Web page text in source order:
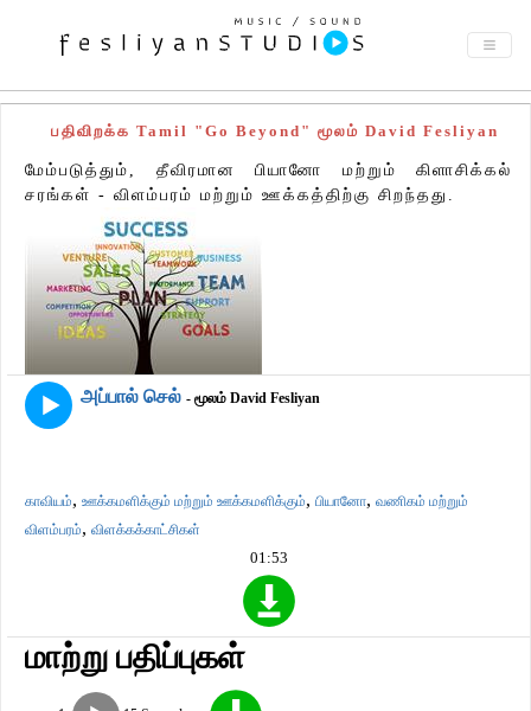
பதிவிறக்க Tamil "Go Beyond" மூலம் David Fesliyan
மேம்படுத்தும், தீவிரமான பியானோ மற்றும் கிளாசிக்கல்
சரங்கள் - விளம்பரம் மற்றும் ஊக்கத்திற்கு சிறந்தது.
அப்பால் செல் - மூலம் David Fesliyan
காவியம், ஊக்கமளிக்கும் மற்றும் ஊக்கமளிக்கும், பியானோ, வணிகம் மற்றும்
விளம்பரம், விளக்கக்காட்சிகள்
01:53
மாற்று பதிப்புகள்